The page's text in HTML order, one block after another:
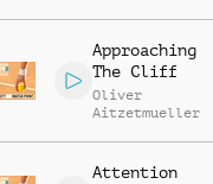
Approaching
The Cliff
Oliver
Aitzetmueller
Attention